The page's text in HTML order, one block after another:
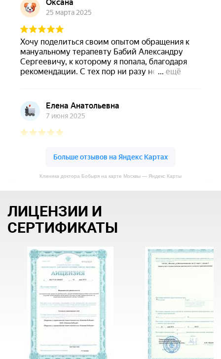
Клиника доктора Бобыря на карте Москвы — Яндекс Карты
ЛИЦЕНЗИИ И
СЕРТИФИКАТЫ